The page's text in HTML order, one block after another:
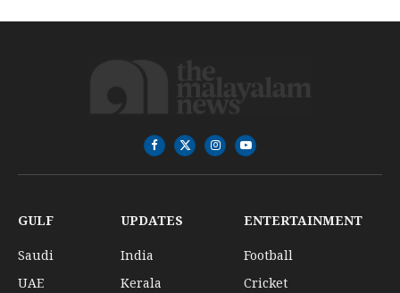
Facebook
X
(Twitter)
InstagramYouTube
GULF
Saudi
UAE
UPDATES
India
Kerala
ENTERTAINMENT
Football
Cricket